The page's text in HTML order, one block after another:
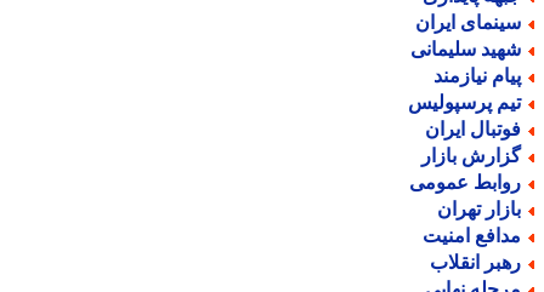
ایران
سلیمانی
نیازمند
پرسپولیس
ایران
بازار
عمومی
تهران
امنیت
انقلاب